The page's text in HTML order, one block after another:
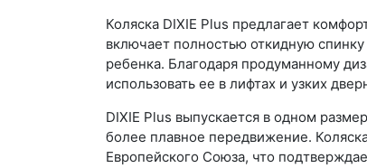
Коляска DIXIE Plus предлагает
включает полностью откидную
ребенка. Благодаря продуманному
использовать ее в лифтах и узких
DIXIE Plus выпускается в одном
более плавное передвижение.
Европейского Союза, что